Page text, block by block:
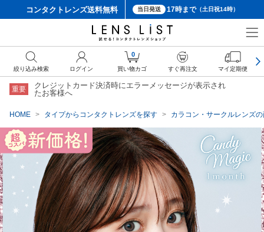
コンタクトレンズ送料無料 当日発送 17時まで（土日祝14時）
重要
クレジットカード決済時にエラーメッセージが表示され
たお客様へ
HOME タイプからコンタクトレンズを探す カラコン・サークルレンズ
絞り込み検索 ログイン
0
買い物カゴ すぐ再注文 マイ定期便
クーポン詳細